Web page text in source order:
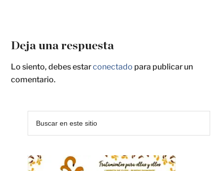
Deja una respuesta
Lo siento, debes estarconectado para publicar un
comentario.